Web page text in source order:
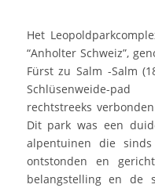
Het
“Anholter Schweiz”,
Fürst zu Salm -Salm
Schlüsenweide-
rechtstreeks
Dit park was een
alpentuinen die
ontstonden en
belangstelling en de